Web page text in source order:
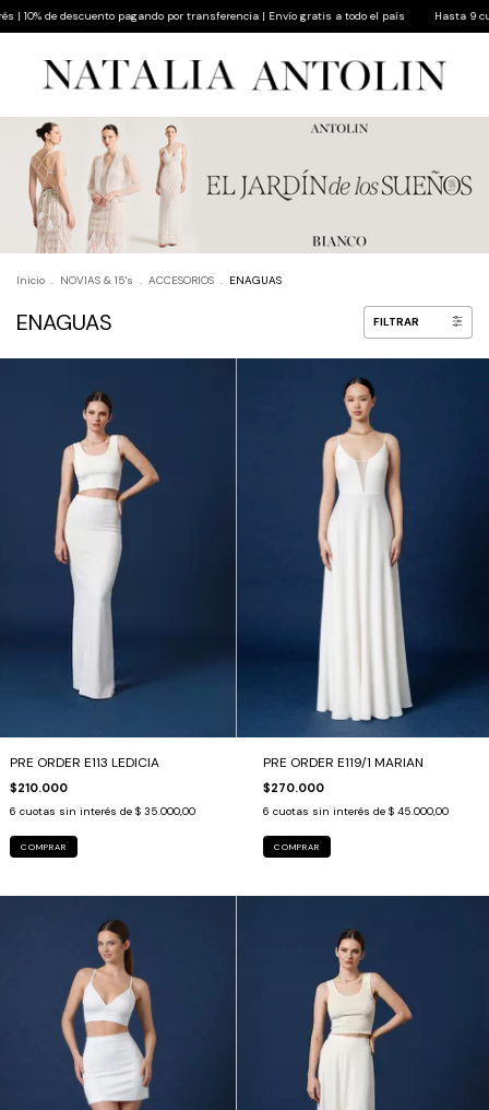
de descuento pagando por transferencia | Envío gratis a todo el país Hasta 9
Inicio . NOVIAS & 15's . ACCESORIOS . ENAGUAS
ENAGUAS FILTRAR
PRE ORDER E113 LEDICIA
$210.000
6 cuotas sin interés de $ 35.000,00
COMPRAR
PRE ORDER E119/1 MARIAN
$270.000
6 cuotas sin interés de $ 45.000,00
COMPRAR